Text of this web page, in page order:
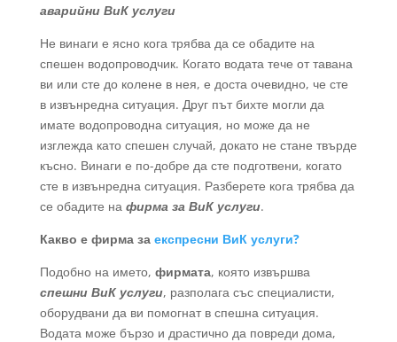
аварийни ВиК услуги
Не винаги е ясно кога трябва да се обадите на
спешен водопроводчик. Когато водата тече от тавана
ви или сте до колене в нея, е доста очевидно, че сте
в извънредна ситуация. Друг път бихте могли да
имате водопроводна ситуация, но може да не
изглежда като спешен случай, докато не стане твърде
късно. Винаги е по-добре да сте подготвени, когато
сте в извънредна ситуация. Разберете кога трябва да
се обадите на фирма за ВиК услуги.
Какво е фирма за експресни ВиК услуги?
Подобно на името, фирмата, която извършва
спешни ВиК услуги, разполага със специалисти,
оборудвани да ви помогнат в спешна ситуация.
Водата може бързо и драстично да повреди дома,